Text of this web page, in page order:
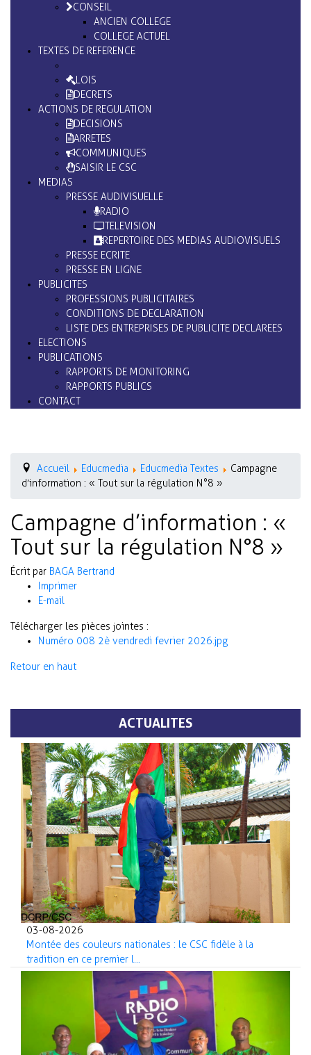
CONSEIL
ANCIEN COLLEGE
COLLEGE ACTUEL
TEXTES DE REFERENCE
LOIS
DECRETS
ACTIONS DE REGULATION
DECISIONS
ARRETES
COMMUNIQUES
SAISIR LE CSC
MEDIAS
PRESSE AUDIVISUELLE
RADIO
TELEVISION
REPERTOIRE DES MEDIAS AUDIOVISUELS
PRESSE ECRITE
PRESSE EN LIGNE
PUBLICITES
PROFESSIONS PUBLICITAIRES
CONDITIONS DE DECLARATION
LISTE DES ENTREPRISES DE PUBLICITE DECLAREES
ELECTIONS
PUBLICATIONS
RAPPORTS DE MONITORING
RAPPORTS PUBLICS
CONTACT
Accueil Educmedia Educmedia Textes
Campagne
d’information : « Tout sur la régulation N°8 »
Campagne d’information : «
Tout sur la régulation N°8 »
Écrit par BAGA Bertrand
Imprimer
E-mail
Télécharger les pièces jointes :
Numéro 008 2è vendredi fevrier 2026.jpg
Retour en haut
ACTUALITES
03-08-2026
Montée des couleurs nationales : le CSC fidèle à la
tradition en ce premier l...